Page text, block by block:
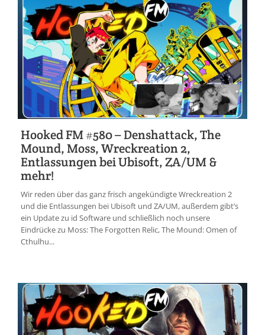
Hooked FM #580 – Denshattack, The
Mound, Moss, Wreckreation 2,
Entlassungen bei Ubisoft, ZA/UM &
mehr!
Wir reden über das ganz frisch angekündigte Wreckreation 2
und die Entlassungen bei Ubisoft und ZA/UM, außerdem gibt’s
ein Update zu id Software und schließlich noch unsere
Eindrücke zu Moss: The Forgotten Relic, The Mound: Omen of
Cthulhu...